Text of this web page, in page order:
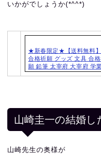
いかがでしょうか(*^^*)
★新春限定★【送料無料
合格祈願 グッズ 文具 合
願 鉛筆 太宰府 大宰府 学
山崎圭一の結婚し
山崎先生の奥様が